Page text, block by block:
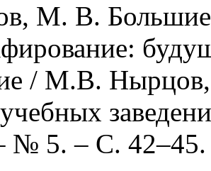
М. В. Большие
/ М.В.
№ 5. – С. 42–45.